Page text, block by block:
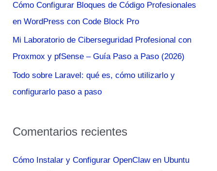
r
:
Cómo Configurar Bloques de Código Profesionales
en WordPress con Code Block Pro
Mi Laboratorio de Ciberseguridad Profesional con
Proxmox y pfSense – Guía Paso a Paso (2026)
Todo sobre Laravel: qué es, cómo utilizarlo y
configurarlo paso a paso
Comentarios recientes
Cómo Instalar y Configurar OpenClaw en Ubuntu